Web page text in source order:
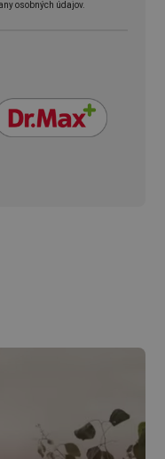
osobných údajov.